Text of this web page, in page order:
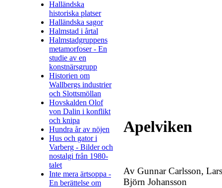
Halländska
historiska platser
Halländska sagor
Halmstad i årtal
Halmstadgruppens
metamorfoser - En
studie av en
konstnärsgrupp
Historien om
Wallbergs industrier
och Slottsmöllan
Hovskalden Olof
von Dalin i konflikt
och knipa
Hundra år av nöjen
Hus och gator i
Varberg - Bilder och
nostalgi från 1980-
talet
Inte mera ärtsoppa -
En berättelse om
Apelviken
Av Gunnar Carlsson,
Björn Johansson